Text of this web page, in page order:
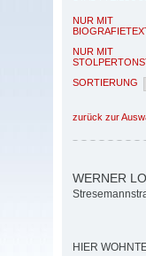
NUR MIT
NUR MIT
SORTIERUNG
zurück zur
WERNER
HIER